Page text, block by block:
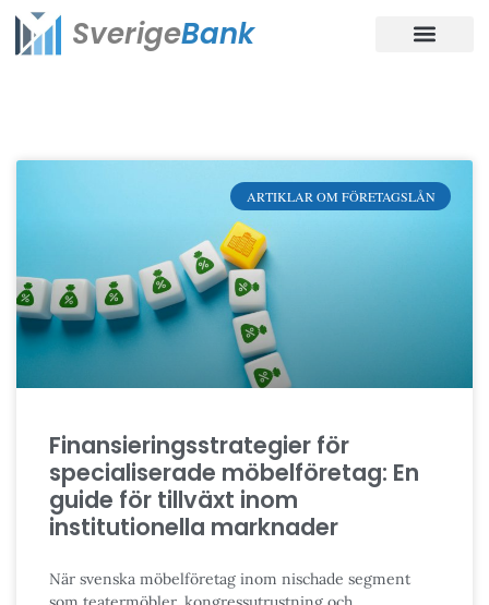
SverigeBank
ARTIKLAR OM FÖRETAGSLÅN
Finansieringsstrategier för
specialiserade möbelföretag: En
guide för tillväxt inom
institutionella marknader
När svenska möbelföretag inom nischade segment